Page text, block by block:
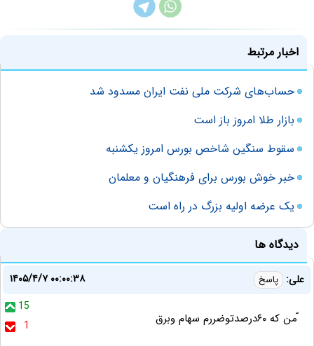
اخبار مرتبط
حساب‌های شرکت ملی نفت ایران مسدود شد
بازار طلا امروز باز است
سقوط سنگین شاخص بورس امروز یکشنبه
خبر خوش بورس برای فرهنگیان و معلمان
یک عرضه اولیه بزرگ در راه است
دیدگاه ها
علی: پاسخ
۱۴۰۵/۴/۷ ۰۰:۰۰:۳۸
15
1
ّمن که ۶۰درصدتوضررم سهام وبرق